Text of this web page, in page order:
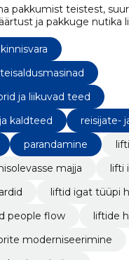
pakkumist teistest,
ja pakkuge nutika
ja liikuvad teed
kaldteed
reisijate-
parandamine
majja
lifti
liftid igat tüüpi
people flow
liftide
moderniseerimine